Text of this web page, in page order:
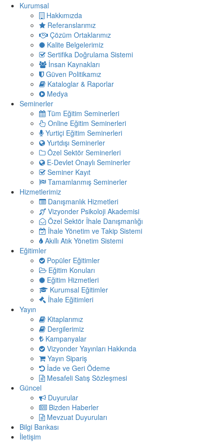
Kurumsal
Hakkımızda
Referanslarımız
Çözüm Ortaklarımız
Kalite Belgelerimiz
Sertifika Doğrulama Sistemi
İnsan Kaynakları
Güven Politikamız
Kataloglar & Raporlar
Medya
Seminerler
Tüm Eğitim Seminerleri
Online Eğitim Seminerleri
Yurtiçi Eğitim Seminerleri
Yurtdışı Seminerler
Özel Sektör Seminerleri
E-Devlet Onaylı Seminerler
Seminer Kayıt
Tamamlanmış Seminerler
Hizmetlerimiz
Danışmanlık Hizmetleri
Vizyonder Psikoloji Akademisi
Özel Sektör İhale Danışmanlığı
İhale Yönetim ve Takip Sistemi
Akıllı Atık Yönetim Sistemi
Eğitimler
Popüler Eğitimler
Eğitim Konuları
Eğitim Hizmetleri
Kurumsal Eğitimler
İhale Eğitimleri
Yayın
Kitaplarımız
Dergilerimiz
Kampanyalar
Vizyonder Yayınları Hakkında
Yayın Sipariş
İade ve Geri Ödeme
Mesafeli Satış Sözleşmesi
Güncel
Duyurular
Bizden Haberler
Mevzuat Duyuruları
Bilgi Bankası
İletişim